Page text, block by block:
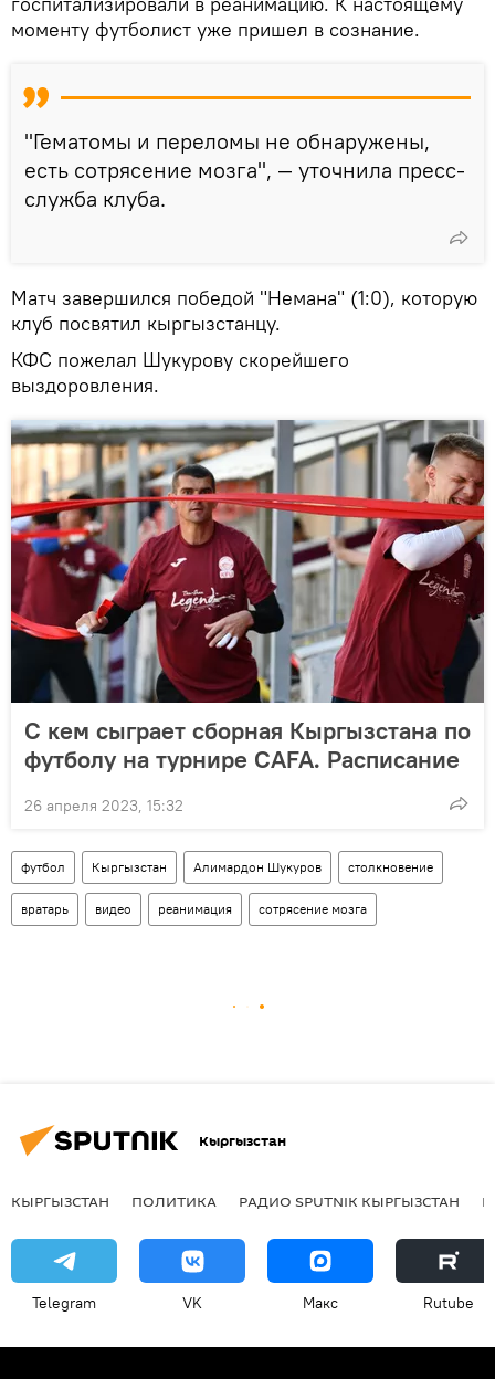
моменту футболист уже пришел в сознание.
"Гематомы и переломы не обнаружены,
есть сотрясение мозга", — уточнила пресс-
служба клуба.
Матч завершился победой "Немана" (1:0), которую
клуб посвятил кыргызстанцу.
КФС пожелал Шукурову скорейшего
выздоровления.
С кем сыграет сборная Кыргызстана по
футболу на турнире CAFA. Расписание
26 апреля 2023, 15:32
футбол Кыргызстан Алимардон Шукуров столкновение
вратарь видео реанимация сотрясение мозга
Кыргызстан
КЫРГЫЗСТАН ПОЛИТИКА РАДИО SPUTNIK КЫРГЫЗСТАН
Telegram VK Макс Rutube